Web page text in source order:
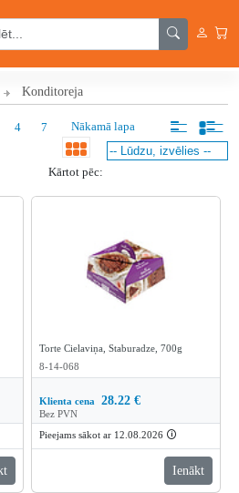
Konditoreja
4 7 Nākamā lapa
Kārtot pēc:
Torte Cielaviņa, Staburadze, 700g
8-14-068
Klienta cena 28.22 €
Bez PVN
Pieejams sākot ar 12.08.2026 🛈
Ienākt